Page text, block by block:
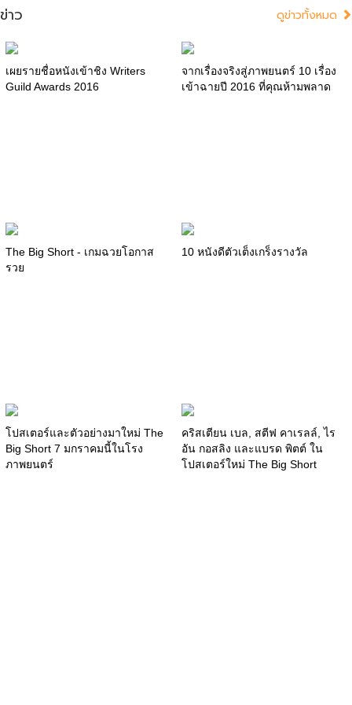
ข่าว ดูข่าวทั้งหมด
เผยรายชื่อหนังเข้าชิง Writers
Guild Awards 2016
จากเรื่องจริงสู่ภาพยนตร์ 10 เรื่อง
เข้าฉายปี 2016 ที่คุณห้ามพลาด
The Big Short - เกมฉวยโอกาส
รวย
10 หนังดีตัวเต็งเกร็งรางวัล
โปสเตอร์และตัวอย่างมาใหม่ The
Big Short 7 มกราคมนี้ในโรง
ภาพยนตร์
คริสเตียน เบล, สตีฟ คาเรลล์, ไร
อัน กอสลิง และแบรด พิตต์ ใน
โปสเตอร์ใหม่ The Big Short